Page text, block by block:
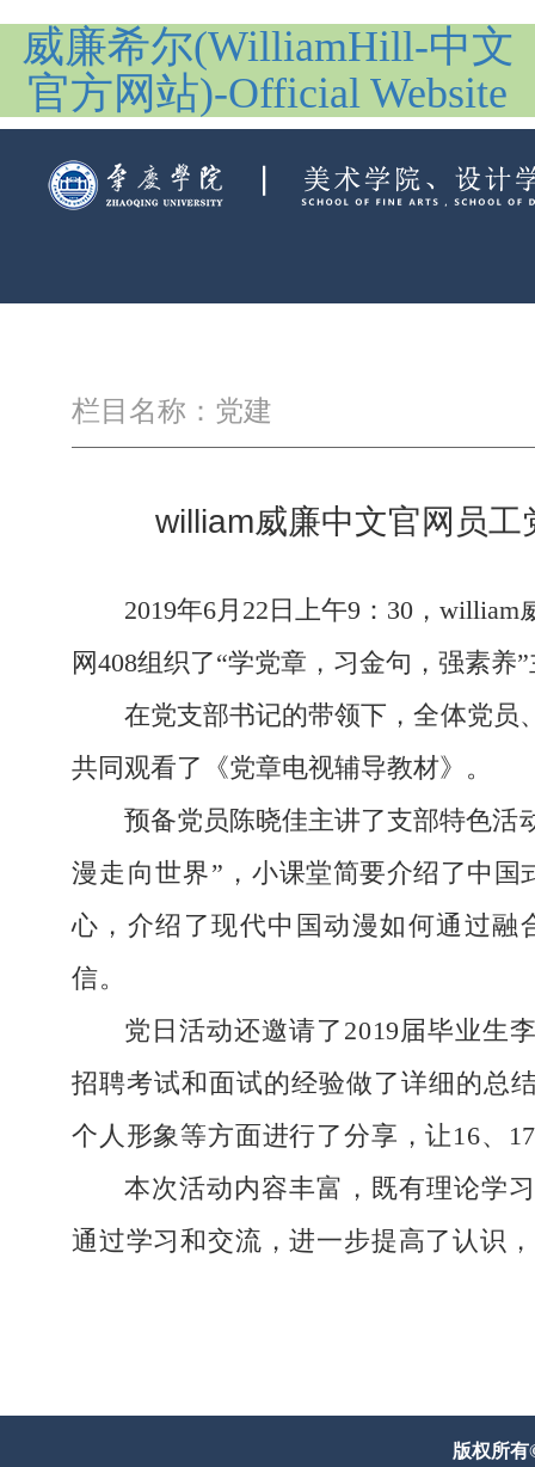
威廉希尔(WilliamHill-中文
官方网站)-Official Website
栏目名称：党建
william威廉中文官网员工
2019年6月22日上午9：30，
网408组织了“学党章，习金句，强素养
在党支部书记的带领下，全体党员
共同 观看了《党章电视辅导教材》。
预备党员陈晓佳主讲了支部特色活
漫走向世界”，小课堂简要介绍了中国
心，介绍了现代中国动漫如何通过
信。
党日活动还邀请了 2019届毕业生
招聘考试和面试的经验做了详细的总
个人形象等方面进行了分享，让16、
本次活动内容丰富，既有理论学
通过学习和交流，进一步提高了认识，
版权所有